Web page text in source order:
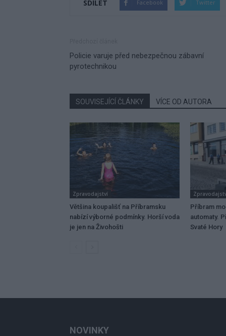
SDÍLET Facebook Twitter
Policie varuje před nebezpečnou zábavní
pyrotechnikou
SOUVISEJÍCÍ ČLÁNKY VÍCE OD AUTORA
Zpravodajství
Většina koupališť na Příbramsku
nabízí výborné podmínky. Horší voda
je jen na Živohošti
Příbram
automaty.
Svaté Hory
NOVINKY